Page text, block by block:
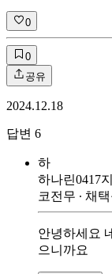
0
0
공유
2024.12.18
답변 6
하
하나린0417
코전무 ∙ 채
안녕하세요
으니까요